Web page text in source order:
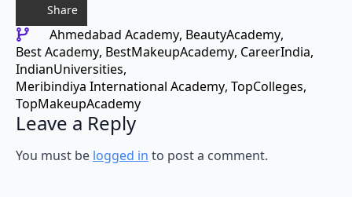
Share
Ahmedabad Academy BeautyAcademy
Best Academy BestMakeupAcademy CareerIndia
IndianUniversities
Meribindiya International Academy TopColleges
TopMakeupAcademy
Leave a Reply
You must be logged in to post a comment.